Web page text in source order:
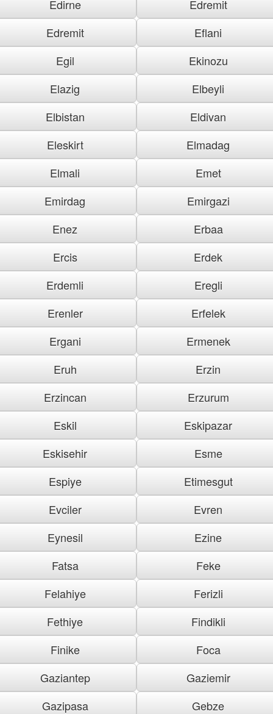
Edirne
Edremit
Edremit
Eflani
Egil
Ekinozu
Elazig
Elbeyli
Elbistan
Eldivan
Eleskirt
Elmadag
Elmali
Emet
Emirdag
Emirgazi
Enez
Erbaa
Ercis
Erdek
Erdemli
Eregli
Erenler
Erfelek
Ergani
Ermenek
Eruh
Erzin
Erzincan
Erzurum
Eskil
Eskipazar
Eskisehir
Esme
Espiye
Etimesgut
Evciler
Evren
Eynesil
Ezine
Fatsa
Feke
Felahiye
Ferizli
Fethiye
Findikli
Finike
Foca
Gaziantep
Gaziemir
Gazipasa
Gebze